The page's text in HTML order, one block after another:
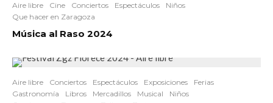
Aire libre Cine Conciertos Espectáculos
Niños
Que hacer en Zaragoza
Música al Raso 2024
Aire libre Conciertos Espectáculos Exposiciones
Ferias
Gastronomía
Libros Mercadillos Musical
Niños